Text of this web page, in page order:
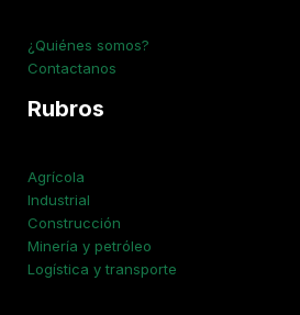
¿Quiénes somos?
Contactanos
Rubros
Agrícola
Industrial
Construcción
Minería y petróleo
Logística y transporte